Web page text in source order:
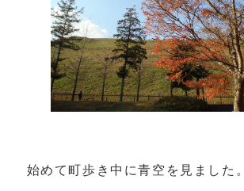
始めて町歩き中に青空を見ました。